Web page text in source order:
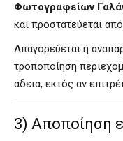
Φωτογραφείων
και προστατεύεται
Απαγορεύεται η
τροποποίηση
άδεια, εκτός αν
3) Αποποίηση